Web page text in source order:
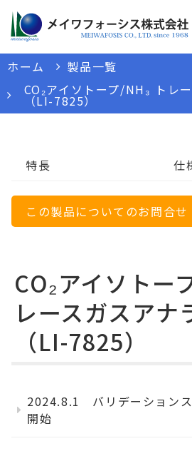
ホーム
製品一覧
CO₂アイソトープ/NH₃ トレ
（LI-7825）
特長 仕
この製品についてのお問合せ
CO₂アイソトー
レースガスアナ
（LI-7825）
2024.8.1 バリデーション
開始